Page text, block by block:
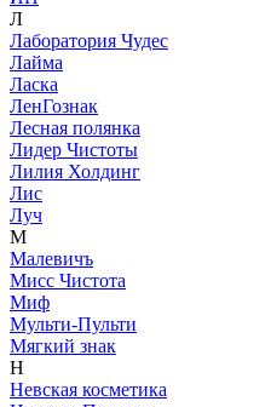
Л
Лаборатория Чудес
Лайма
Ласка
ЛенГознак
Лесная полянка
Лидер Чистоты
Лилия Холдинг
Лис
Луч
М
Малевичъ
Мисс Чистота
Миф
Мульти-Пульти
Мягкий знак
Н
Невская косметика